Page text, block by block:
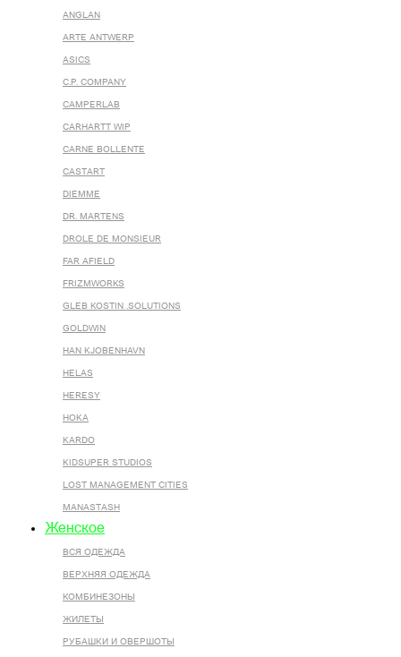
ANGLAN
ARTE ANTWERP
ASICS
C.P. COMPANY
CAMPERLAB
CARHARTT WIP
CARNE BOLLENTE
CASTART
DIEMME
DR. MARTENS
DROLE DE MONSIEUR
FAR AFIELD
FRIZMWORKS
GLEB KOSTIN .SOLUTIONS
GOLDWIN
HAN KJOBENHAVN
HELAS
HERESY
HOKA
KARDO
KIDSUPER STUDIOS
LOST MANAGEMENT CITIES
MANASTASH
Женское
ВСЯ ОДЕЖДА
ВЕРХНЯЯ ОДЕЖДА
КОМБИНЕЗОНЫ
ЖИЛЕТЫ
РУБАШКИ И ОВЕРШОТЫ